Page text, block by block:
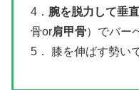
4． 腕を脱力して垂
骨or肩甲骨）でバー
5． 膝を伸ばす勢い